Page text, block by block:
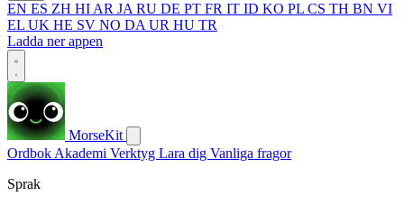
EN ES ZH HI AR JA RU DE PT FR IT ID KO PL CS TH BN VI
EL UK HE SV NO DA UR HU TR
Ladda ner appen
MorseKit
Ordbok Akademi Verktyg Lara dig Vanliga fragor
Sprak